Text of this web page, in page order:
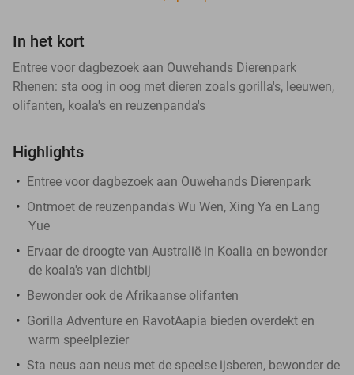
In het kort
Entree voor dagbezoek aan Ouwehands Dierenpark
Rhenen: sta oog in oog met dieren zoals gorilla's, leeuwen,
olifanten, koala's en reuzenpanda's
Highlights
Entree voor dagbezoek aan Ouwehands Dierenpark
Ontmoet de reuzenpanda's Wu Wen, Xing Ya en Lang
Yue
Ervaar de droogte van Australië in Koalia en bewonder
de koala's van dichtbij
Bewonder ook de Afrikaanse olifanten
Gorilla Adventure en RavotAapia bieden overdekt en
warm speelplezier
Sta neus aan neus met de speelse ijsberen, bewonder de